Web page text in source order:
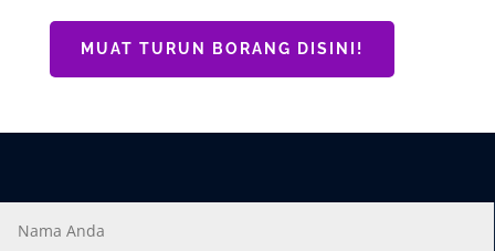
MUAT TURUN BORANG DISINI!